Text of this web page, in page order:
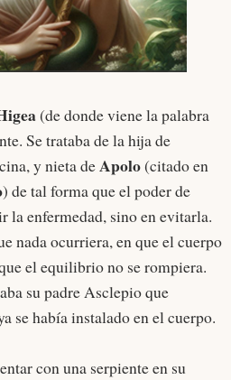
(de donde viene la palabra
Se trataba de la hija de
y nieta deApolo(citado en
) de tal forma que el poder de
la enfermedad, sino en evitarla.
nada ocurriera, en que el cuerpo
el equilibrio no se rompiera.
su padre Asclepio que
se había instalado en el cuerpo.
con una serpiente en su